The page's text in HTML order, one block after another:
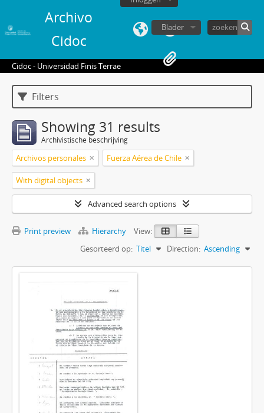
Archivo
Cidoc
Blader
Cidoc - Universidad Finis Terrae
Filters
Showing 31 results
Archivistische beschrijving
Archivos personales Fuerza Aérea de Chile
With digital objects
Advanced search options
Print preview Hierarchy
View:
Gesorteerd op: Titel Direction: Ascending